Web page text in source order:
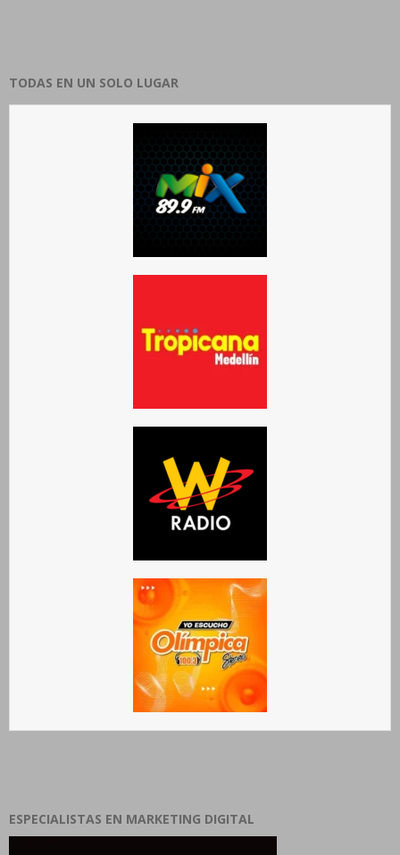
TODAS EN UN SOLO LUGAR
ESPECIALISTAS EN MARKETING DIGITAL